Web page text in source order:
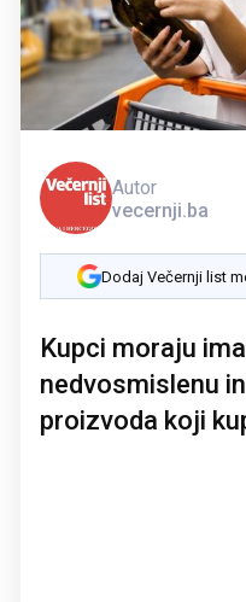
Autor
vecernji.ba
Dodaj Večernji list
Kupci moraju
nedvosmislenu
proizvoda koji